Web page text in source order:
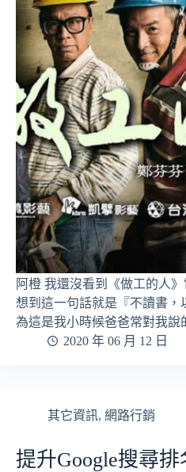
阿橙 我還沒看到《做工的人
想到這一句話就是『不讀書，
為這是我小時候爸爸常對我
2020 年 06 月 12 日
其它資訊, 網路行銷
提升Google搜尋